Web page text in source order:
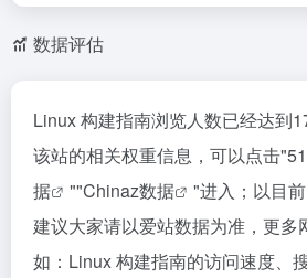
数据评估
Linux 构建指南浏览人数已经达到
该站的相关权重信息，可以点击"
据
""Chinaz数据
"进入；以目
建议大家请以爱站数据为准，更多
如：Linux 构建指南的访问速度、